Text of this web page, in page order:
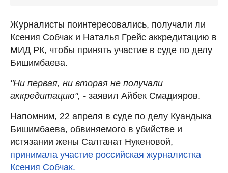
Журналисты поинтересовались, получали ли
Ксения Собчак и Наталья Грейс аккредитацию в
МИД РК, чтобы принять участие в суде по делу
Бишимбаева.
"Ни первая, ни вторая не получали
аккредитацию", - заявил Айбек Смадияров.
Напомним, 22 апреля в суде по делу Куандыка
Бишимбаева, обвиняемого в убийстве и
истязании жены Салтанат Нукеновой,
принимала участие российская журналистка
Ксения Собчак.